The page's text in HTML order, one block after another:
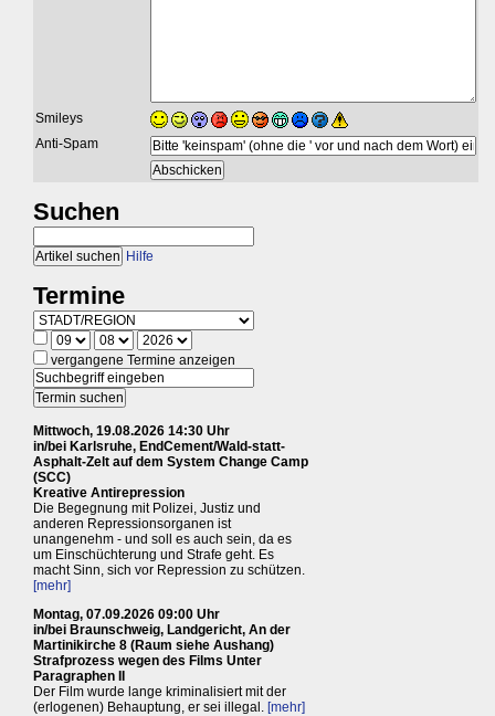
Smileys
Anti-Spam
Suchen
Hilfe
Termine
vergangene Termine anzeigen
Mittwoch, 19.08.2026 14:30 Uhr
in/bei Karlsruhe, EndCement/Wald-statt-
Asphalt-Zelt auf dem System Change Camp
(SCC)
Kreative Antirepression
Die Begegnung mit Polizei, Justiz und
anderen Repressionsorganen ist
unangenehm - und soll es auch sein, da es
um Einschüchterung und Strafe geht. Es
macht Sinn, sich vor Repression zu schützen.
[mehr]
Montag, 07.09.2026 09:00 Uhr
in/bei Braunschweig, Landgericht, An der
Martinikirche 8 (Raum siehe Aushang)
Strafprozess wegen des Films Unter
Paragraphen II
Der Film wurde lange kriminalisiert mit der
(erlogenen) Behauptung, er sei illegal. [mehr]